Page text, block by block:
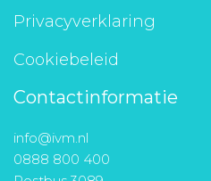
Privacyverklaring
Cookiebeleid
Contactinformatie
info@ivm.nl
0888 800 400